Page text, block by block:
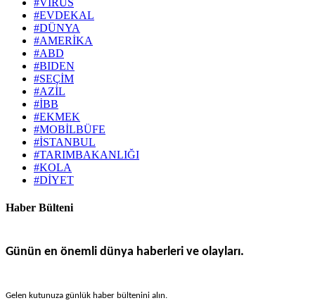
#EVDEKAL
#DÜNYA
#AMERİKA
#ABD
#BIDEN
#SEÇİM
#AZİL
#İBB
#EKMEK
#MOBİLBÜFE
#İSTANBUL
#TARIMBAKANLIĞI
#KOLA
#DİYET
Haber Bülteni
Günün en önemli dünya haberleri ve olayları.
Gelen kutunuza günlük haber bültenini alın.